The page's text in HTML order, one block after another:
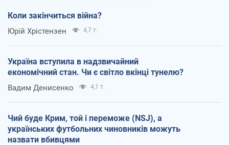
Коли закінчиться війна?
Юрій Хрістензен 4,7 т.
Україна вступила в надзвичайний
економічний стан. Чи є світло вкінці тунелю?
Вадим Денисенко 4,1 т.
Чий буде Крим, той і переможе (NSJ), а
українських футбольних чиновників можуть
назвати вбивцями